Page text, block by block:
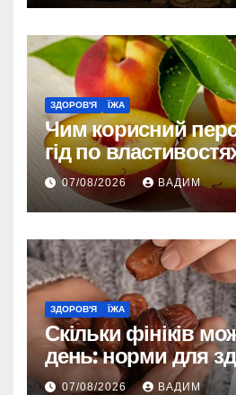
ЗДОРОВ'Я ЇЖА
Чим корисний
гід по
впливі на організм
07/08/2026 ВАДИМ
ЗДОРОВ'Я ЇЖА
Скільки фініків
день: норми для
енергії
07/08/2026 ВАДИМ